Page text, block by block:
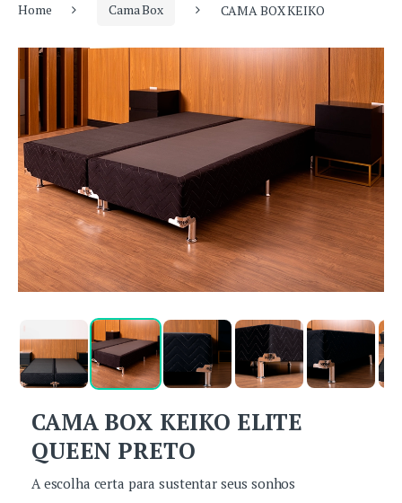
Home Cama Box CAMA BOX KEIKO
CAMA BOX KEIKO ELITE
QUEEN PRETO
A escolha certa para sustentar seus sonhos